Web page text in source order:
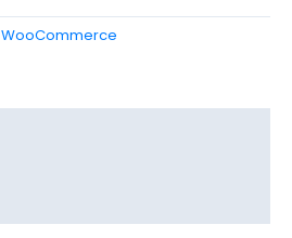
WooCommerce